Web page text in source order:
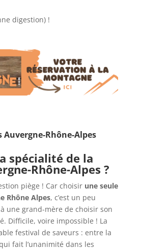
digestion) !
Auvergne-Rhône-Alpes
spécialité de la
Rhône-Alpes ?
piège ! Car choisir une seule
Rhône Alpes, c’est un peu
une grand-mère de choisir son
Difficile, voire impossible ! La
festival de saveurs : entre la
fait l’unanimité dans les